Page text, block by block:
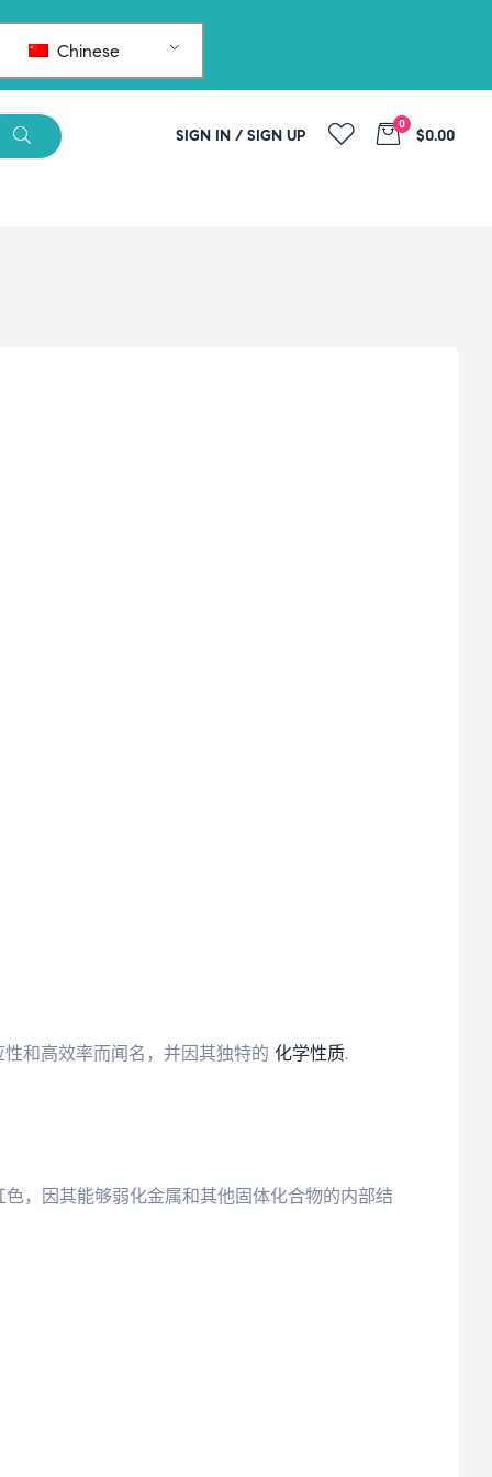
Chinese
SIGN IN / SIGN UP
0
$0.00
和高效率而闻名，并因其独特的 化学性质.
，因其能够弱化金属和其他固体化合物的内部结